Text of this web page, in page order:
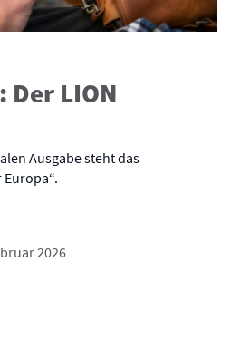
LION
Ausgabe steht das
2026